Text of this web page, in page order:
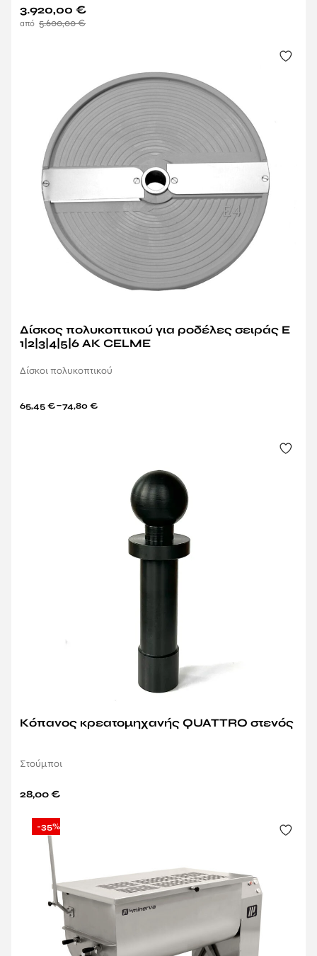
5.600,00€
3.920,00 €
Δίσκος πολυκοπτικού για ροδέλες σειράς E
1|2|3|4|5|6 AK CELME
Δίσκοι πολυκοπτικού
65,45 €–74,80 €
Κόπανος κρεατομηχανής QUATTRO στενός
Στούμποι
28,00€
-35%